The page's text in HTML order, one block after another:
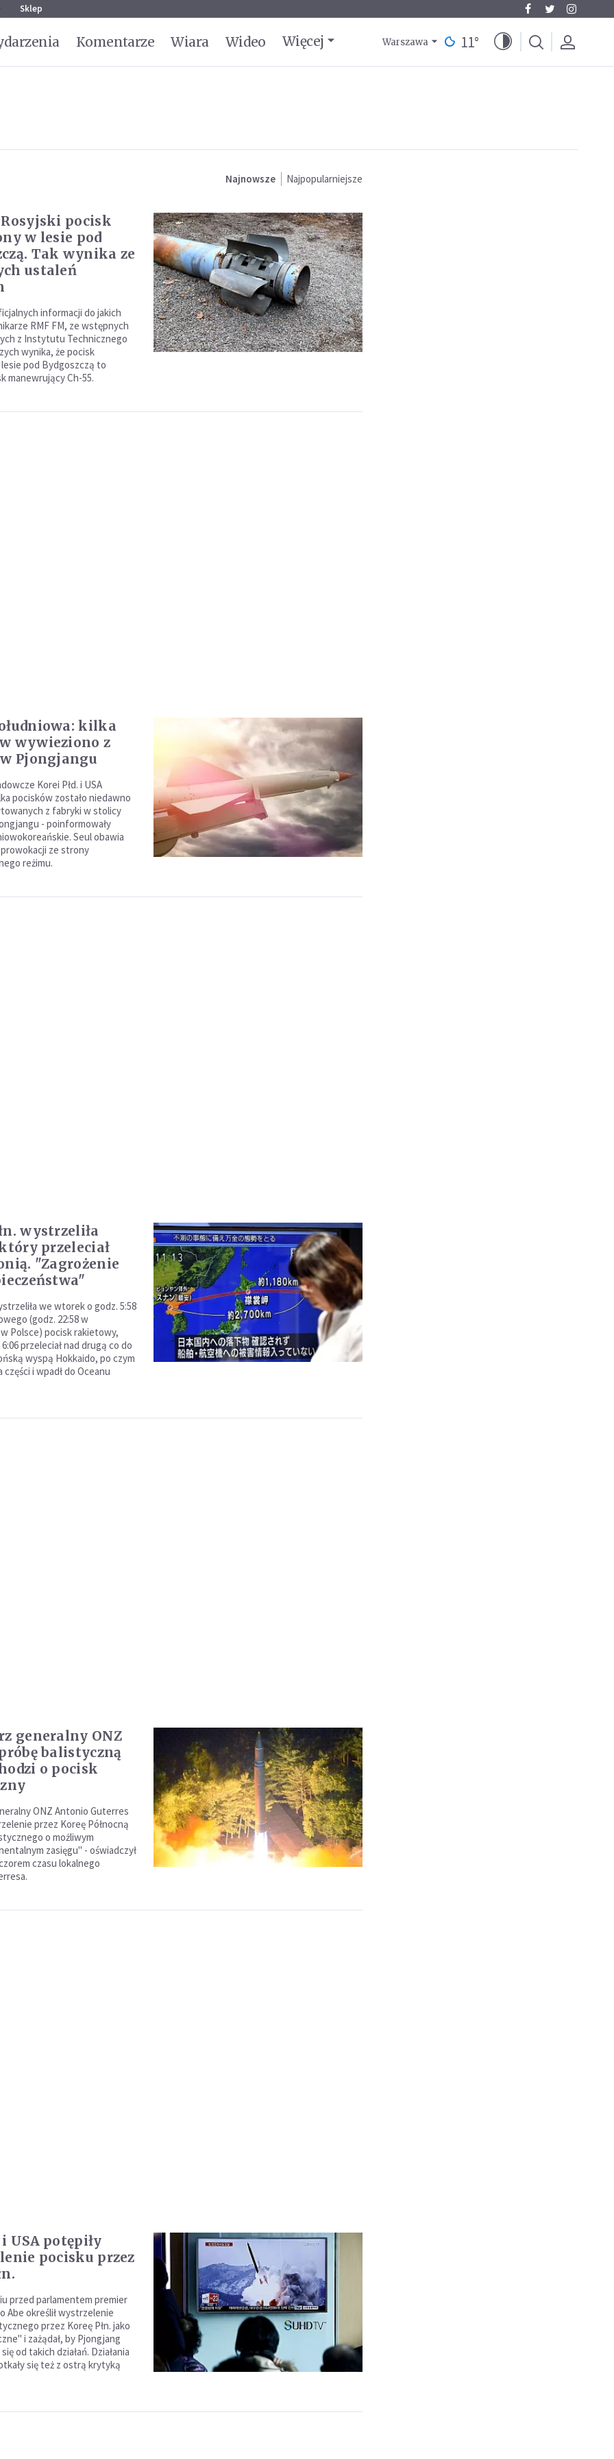
Sklep
Komentarze Wiara Wideo Więcej Warszawa 11°
Najnowsze Najpopularniejsze
Rosyjski pocisk
w lesie pod
Tak wynika ze
ustaleń
informacji do jakich
RMF FM, ze wstępnych
z Instytutu Technicznego
wynika, że pocisk
pod Bydgoszczą to
manewrujący Ch-55.
kilka
wywieziono z
Pjongjangu
Korei Płd. i USA
pocisków zostało niedawno
z fabryki w stolicy
- poinformowały
Seul obawia
ze strony
reżimu.
wystrzeliła
przeleciał
"Zagrożenie
we wtorek o godz. 5:58
(godz. 22:58 w
Polsce) pocisk rakietowy,
przeleciał nad drugą co do
wyspą Hokkaido, po czym
części i wpadł do Oceanu
generalny ONZ
balistyczną
o pocisk
ONZ Antonio Guterres
przez Koreę Północną
o możliwym
zasięgu" - oświadczył
czasu lokalnego
USA potępiły
pocisku przez
przed parlamentem premier
Abe określił wystrzelenie
przez Koreę Płn. jako
i zażądał, by Pjongjang
od takich działań. Działania
się też z ostrą krytyką